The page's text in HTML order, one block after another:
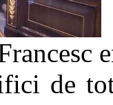
de